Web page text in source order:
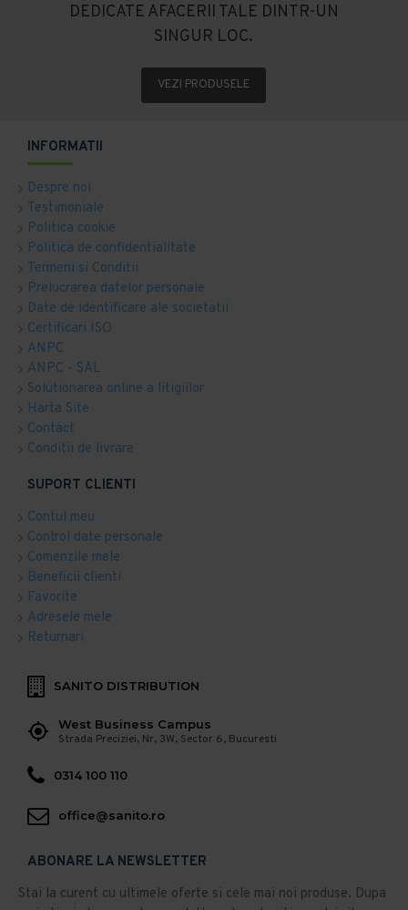
DEDICATE AFACERII TALE DINTR-UN
SINGUR LOC.
VEZI PRODUSELE
INFORMATII
Despre noi
Testimoniale
Politica cookie
Politica de confidentialitate
Termeni si Conditii
Prelucrarea datelor personale
Date de identificare ale societatii
Certificari ISO
ANPC
ANPC - SAL
Solutionarea online a litigiilor
Harta Site
Contact
Conditii de livrare
SUPORT CLIENTI
Contul meu
Control date personale
Comenzile mele
Beneficii clienti
Favorite
Adresele mele
Returnari
SANITO DISTRIBUTION
West Business Campus
Strada Preciziei, Nr, 3W, Sector 6, Bucuresti
0314 100 110
office@sanito.ro
ABONARE LA NEWSLETTER
Stai la curent cu ultimele oferte si cele mai noi produse. Dupa